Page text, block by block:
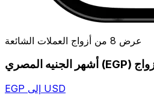
عرض 8 من أزواج العملات الشائعة
EGP إلى USD